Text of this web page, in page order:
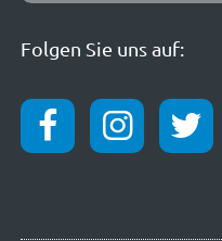
Folgen Sie uns auf: